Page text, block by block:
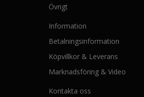
Övrigt
Information
Betalningsinformation
Köpvillkor & Leverans
Marknadsföring & Video
Kontakta oss